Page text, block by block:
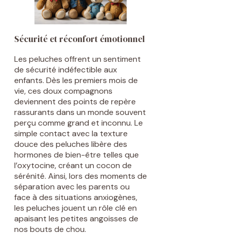
Sécurité et réconfort émotionnel
Les peluches offrent un sentiment
de sécurité indéfectible aux
enfants. Dès les premiers mois de
vie, ces doux compagnons
deviennent des points de repère
rassurants dans un monde souvent
perçu comme grand et inconnu. Le
simple contact avec la texture
douce des peluches libère des
hormones de bien-être telles que
l’oxytocine, créant un cocon de
sérénité. Ainsi, lors des moments de
séparation avec les parents ou
face à des situations anxiogènes,
les peluches jouent un rôle clé en
apaisant les petites angoisses de
nos bouts de chou.